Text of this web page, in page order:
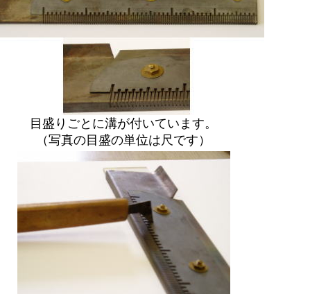
目盛りごとに溝が付いています。
（写真の目盛の単位は尺です）